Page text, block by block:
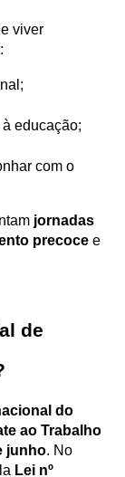
viver
educação;
com o
jornadas
precoce e
de
do
ao Trabalho
junho. No
Lei nº